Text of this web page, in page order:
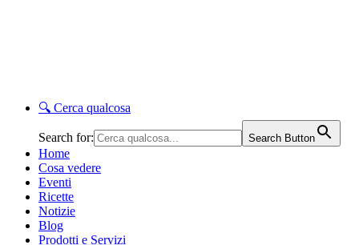
🔍 Cerca qualcosa
Search for: Search Button
Home
Cosa vedere
Eventi
Ricette
Notizie
Blog
Prodotti e Servizi